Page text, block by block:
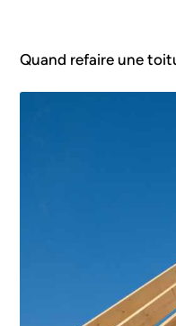
Quand refaire une